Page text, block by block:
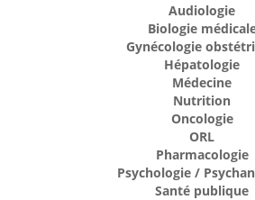
Audiologie
Biologie
Gynécologie
Hépatologie
Médecine
Nutrition
Oncologie
ORL
Pharmacologie
Psychologie /
Santé publique